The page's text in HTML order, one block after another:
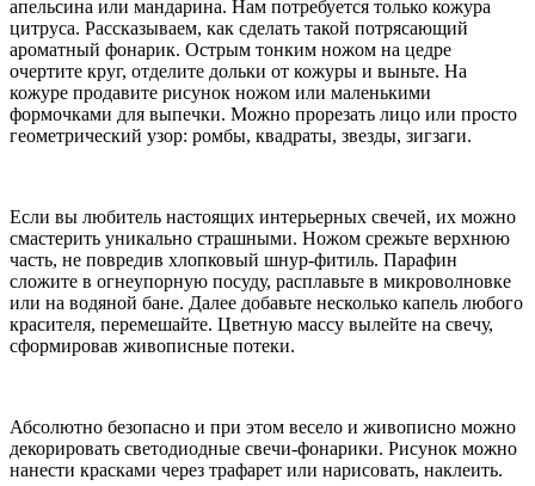
апельсина или мандарина. Нам потребуется только кожура
цитруса. Рассказываем, как сделать такой потрясающий
ароматный фонарик. Острым тонким ножом на цедре
очертите круг, отделите дольки от кожуры и выньте. На
кожуре продавите рисунок ножом или маленькими
формочками для выпечки. Можно прорезать лицо или просто
геометрический узор: ромбы, квадраты, звезды, зигзаги.
Если вы любитель настоящих интерьерных свечей, их можно
смастерить уникально страшными. Ножом срежьте верхнюю
часть, не повредив хлопковый шнур-фитиль. Парафин
сложите в огнеупорную посуду, расплавьте в микроволновке
или на водяной бане. Далее добавьте несколько капель любого
красителя, перемешайте. Цветную массу вылейте на свечу,
сформировав живописные потеки.
Абсолютно безопасно и при этом весело и живописно можно
декорировать светодиодные свечи-фонарики. Рисунок можно
нанести красками через трафарет или нарисовать, наклеить.